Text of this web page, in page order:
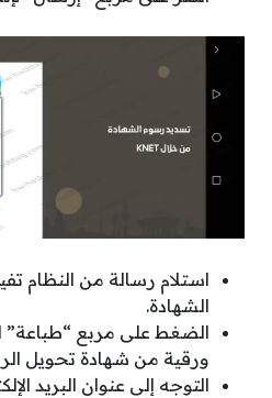
استلام رسالة من النظام
الشهادة.
الضغط على مربع
ورقية من شهادة تحويل
التوجه إلى عنوان البريد